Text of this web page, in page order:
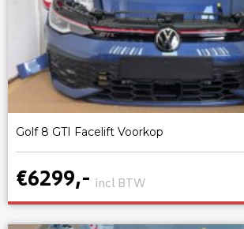
Golf 8 GTI Facelift Voorkop
€6299,- incl BTW